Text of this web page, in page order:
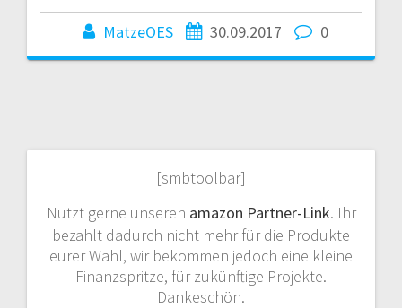
MatzeOES 30.09.2017 0
[smbtoolbar]
Nutzt gerne unseren amazon Partner-Link. Ihr
bezahlt dadurch nicht mehr für die Produkte
eurer Wahl, wir bekommen jedoch eine kleine
Finanzspritze, für zukünftige Projekte.
Dankeschön.